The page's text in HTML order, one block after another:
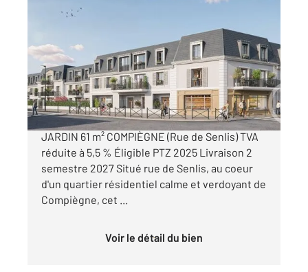
COMPIEGNE 60
60,87 m
Appartement F3 à vendre
230 341 €
À VENDRE APPARTEMENT T3 EN REZ-DE-
JARDIN 61 m² COMPIÈGNE (Rue de Senlis) TVA
réduite à 5,5 % Éligible PTZ 2025 Livraison 2
semestre 2027 Situé rue de Senlis, au coeur
d'un quartier résidentiel calme et verdoyant de
Compiègne, cet ...
Voir le détail du bien